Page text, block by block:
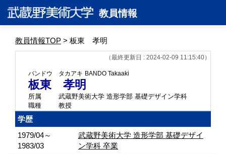
教員情報
教員情報TOP > 板東 孝明
（最終更新日 : 2024-02-09 11:15:40）
バンドウ タカアキ BANDO Takaaki
板東 孝明
所属
武蔵野美術大学 造形学部 基礎デザイン学科
職種
教授
学歴
1979/04～
1983/03
武蔵野美術大学 造形学部 基礎デザイ
ン学科 卒業